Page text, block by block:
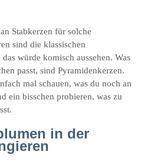
Stabkerzen für solche
sind die klassischen
würde komisch aussehen. Was
passt, sind Pyramidenkerzen.
mal schauen, was du noch an
ein bisschen probieren, was zu
in der